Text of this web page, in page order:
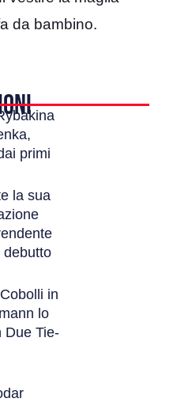
da bambino.
primi
la sua
debutto
in
lo
Due Tie-